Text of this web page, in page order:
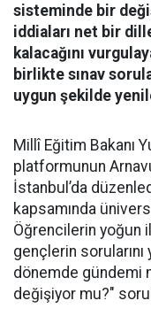
sisteminde bir
iddiaları net bir
kalacağını
birlikte sınav
uygun şekilde
Millî Eğitim Bakanı
platformunun
İstanbul’da
kapsamında
Öğrencilerin yoğun
gençlerin sorularını
dönemde gündemi
değişiyor mu?"